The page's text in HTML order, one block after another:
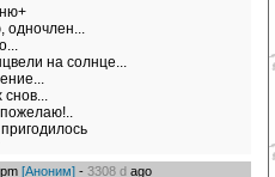
одночлен...
на солнце...
пожелаю!..
[Аноним] - 3308 d ago